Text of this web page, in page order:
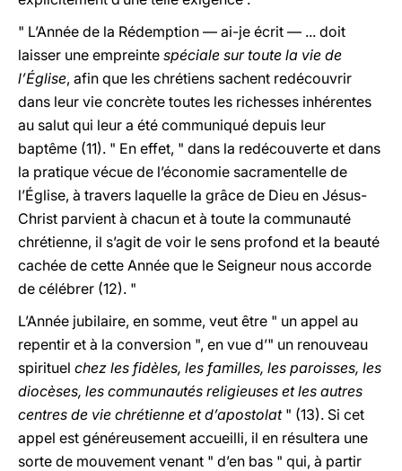
" L’Année de la Rédemption — ai-je écrit — ... doit
laisser une empreinte spéciale sur toute la vie de
l’Église, afin que les chrétiens sachent redécouvrir
dans leur vie concrète toutes les richesses inhérentes
au salut qui leur a été communiqué depuis leur
baptême (11). " En effet, " dans la redécouverte et dans
la pratique vécue de l’économie sacramentelle de
l’Église, à travers laquelle la grâce de Dieu en Jésus-
Christ parvient à chacun et à toute la communauté
chrétienne, il s’agit de voir le sens profond et la beauté
cachée de cette Année que le Seigneur nous accorde
de célébrer (12). "
L’Année jubilaire, en somme, veut être " un appel au
repentir et à la conversion ", en vue d’" un renouveau
spirituel chez les fidèles, les familles, les paroisses, les
diocèses, les communautés religieuses et les autres
centres de vie chrétienne et d’apostolat " (13). Si cet
appel est généreusement accueilli, il en résultera une
sorte de mouvement venant " d’en bas " qui, à partir